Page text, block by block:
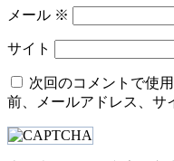
メール ※
サイト
次回のコメントで使
前、メールアドレス、サ